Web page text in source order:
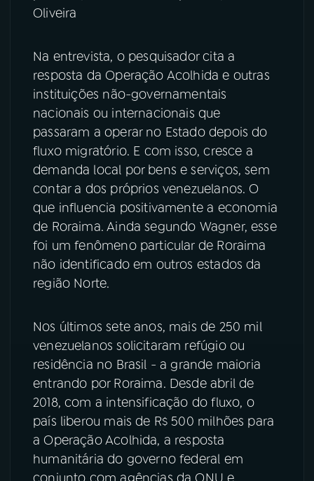
Oliveira
Na entrevista, o pesquisador cita a
resposta da Operação Acolhida e outras
instituições não-governamentais
nacionais ou internacionais que
passaram a operar no Estado depois do
fluxo migratório. E com isso, cresce a
demanda local por bens e serviços, sem
contar a dos próprios venezuelanos. O
que influencia positivamente a economia
de Roraima. Ainda segundo Wagner, esse
foi um fenômeno particular de Roraima
não identificado em outros estados da
região Norte.
Nos últimos sete anos, mais de 250 mil
venezuelanos solicitaram refúgio ou
residência no Brasil - a grande maioria
entrando por Roraima. Desde abril de
2018, com a intensificação do fluxo, o
país liberou mais de R$ 500 milhões para
a Operação Acolhida, a resposta
humanitária do governo federal em